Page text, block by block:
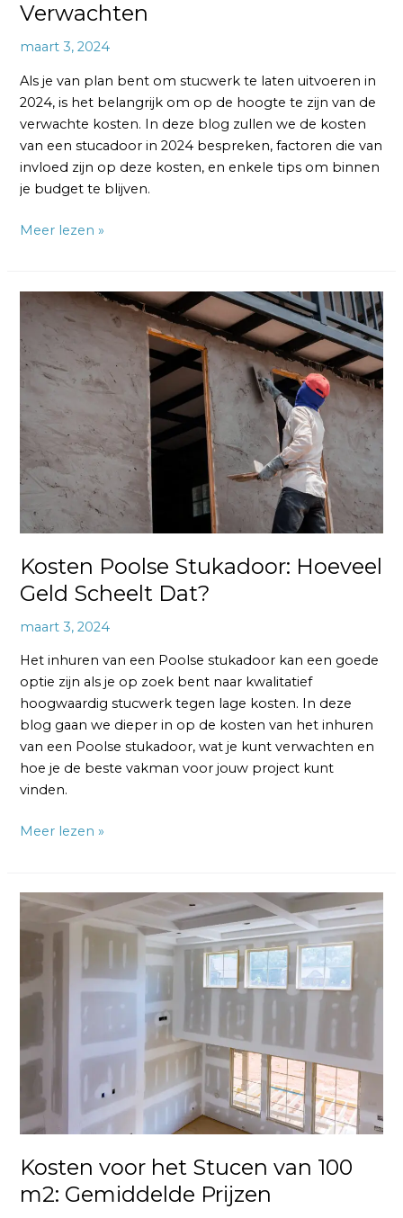
Verwachten
maart 3, 2024
Als je van plan bent om stucwerk te laten uitvoeren in
2024, is het belangrijk om op de hoogte te zijn van de
verwachte kosten. In deze blog zullen we de kosten
van een stucadoor in 2024 bespreken, factoren die van
invloed zijn op deze kosten, en enkele tips om binnen
je budget te blijven.
Meer lezen »
Kosten Poolse Stukadoor: Hoeveel
Geld Scheelt Dat?
maart 3, 2024
Het inhuren van een Poolse stukadoor kan een goede
optie zijn als je op zoek bent naar kwalitatief
hoogwaardig stucwerk tegen lage kosten. In deze
blog gaan we dieper in op de kosten van het inhuren
van een Poolse stukadoor, wat je kunt verwachten en
hoe je de beste vakman voor jouw project kunt
vinden.
Kosten
Poolse
Stukadoor:
Hoeveel
Geld
Scheelt
Dat?
Meer lezen »
Kosten voor het Stucen van 100
m2: Gemiddelde Prijzen
Kosten
van
Gemiddelde
Prijzen